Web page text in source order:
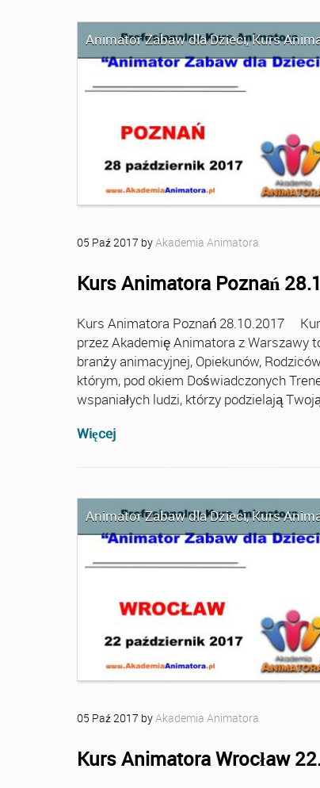
Animator Zabaw dla Dzieci,Kurs
05 Paź2017 by Akademia Animatora
Kurs Animatora Poznań
Kurs Animatora Poznań 28.10.2017
przez Akademię Animatora z
branży animacyjnej, Opiekunów,
którym, pod okiem Doświadczonych
wspaniałych ludzi, którzy podzielają
Więcej
Animator Zabaw dla Dzieci,Kurs
05 Paź2017 byAkademia Animatora
Kurs Animatora Wrocław